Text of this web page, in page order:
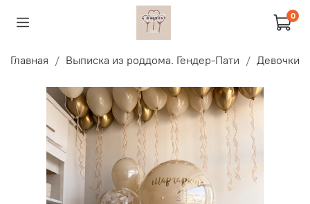
0
Главная Выписка из роддома. Гендер-Пати Девочки